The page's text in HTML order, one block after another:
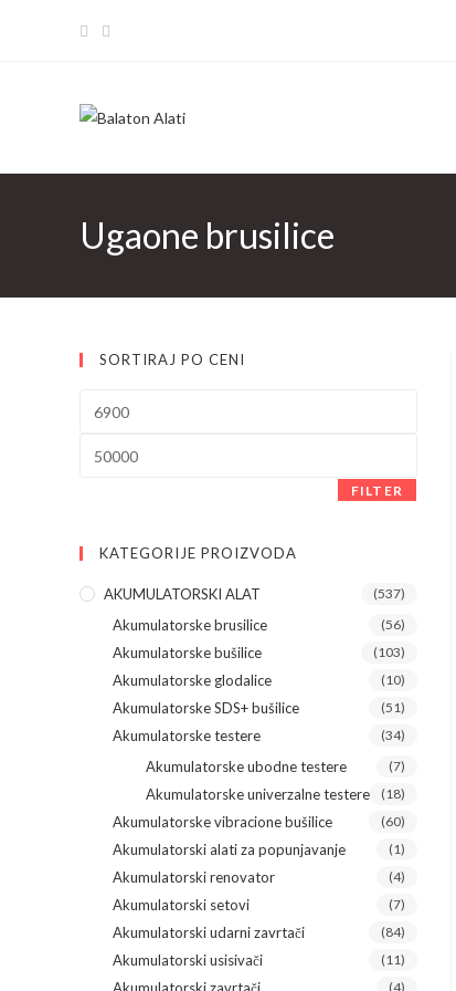
Ugaone brusilice
SORTIRAJ PO CENI
cena
cena
FILTER
KATEGORIJE PROIZVODA
AKUMULATORSKI ALAT (537)
Akumulatorske brusilice (56)
Akumulatorske bušilice (103)
Akumulatorske glodalice (10)
Akumulatorske SDS+ bušilice (51)
Akumulatorske testere (34)
Akumulatorske ubodne testere (7)
Akumulatorske univerzalne testere (18)
Akumulatorske vibracione bušilice (60)
Akumulatorski alati za popunjavanje (1)
Akumulatorski renovator (4)
Akumulatorski setovi (7)
Akumulatorski udarni zavrtači (84)
Akumulatorski usisivači (11)
(4)